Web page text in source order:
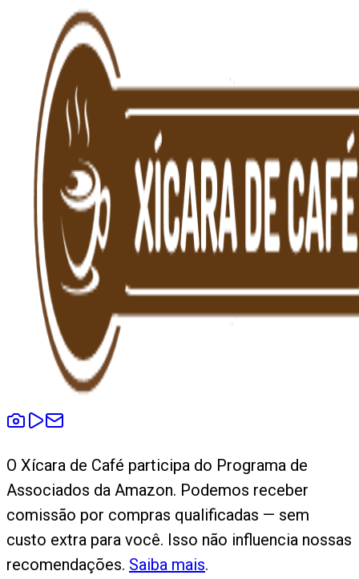
O Xícara de Café participa do Programa de
Associados da Amazon. Podemos receber
comissão por compras qualificadas — sem
custo extra para você. Isso não influencia nossas
recomendações. Saiba mais.